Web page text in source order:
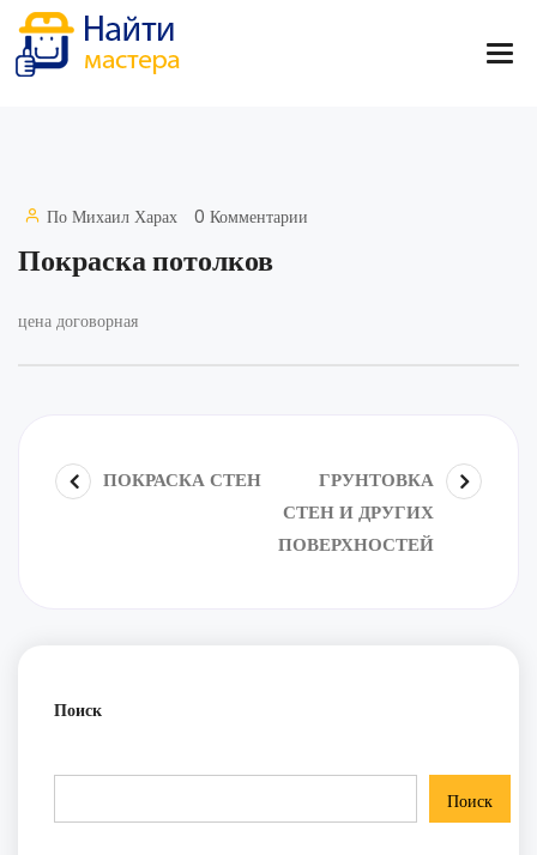
По Михаил Харах 0 Комментарии
Покраска потолков
цена договорная
ПОКРАСКА СТЕН
ГРУНТОВКА
СТЕН И ДРУГИХ
ПОВЕРХНОСТЕЙ
Поиск
Поиск